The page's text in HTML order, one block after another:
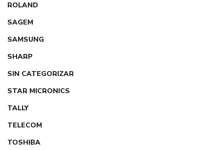
ROLAND
SAGEM
SAMSUNG
SHARP
SIN CATEGORIZAR
STAR MICRONICS
TALLY
TELECOM
TOSHIBA